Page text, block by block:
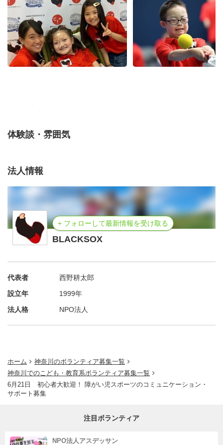
体験談・雰囲気
法人情報
+ フォローして最新情報を受け取る
BLACKSOX
代表者
西野耕太郎
設立年
1999年
法人格
NPO法人
ホーム
神奈川のボランティア募集一覧
神奈川でのこども・教育系ボランティア募集一覧
6月21日 初心者大歓迎！ 障がい児スポーツのコミュニケーション・
サポート募集
注目ボランティア
NPO法人アスデッサン